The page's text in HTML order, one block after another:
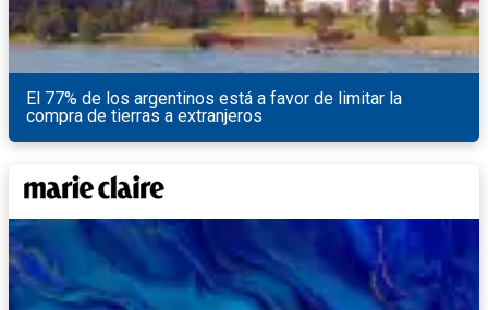
El 77% de los argentinos está a favor de limitar la
compra de tierras a extranjeros